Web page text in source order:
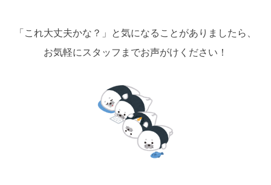
「これ大丈夫かな？」と気になることがありましたら、
お気軽にスタッフまでお声がけください！